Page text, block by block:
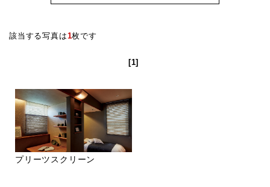
該当する写真は1枚です
[1]
プリーツスクリーン